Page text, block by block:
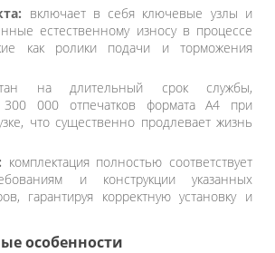
включает в себя ключевые узлы и
естественному износу в процессе
как ролики подачи и торможения
на длительный срок службы,
300 000 отпечатков формата A4 при
что существенно продлевает жизнь
комплектация полностью соответствует
и конструкции указанных
гарантируя корректную установку и
особенности